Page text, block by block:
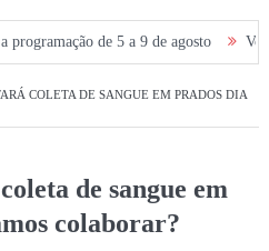
de 5 a 9 de agosto Voos entre
COLETA DE SANGUE EM PRADOS DIA
de sangue em
colaborar?